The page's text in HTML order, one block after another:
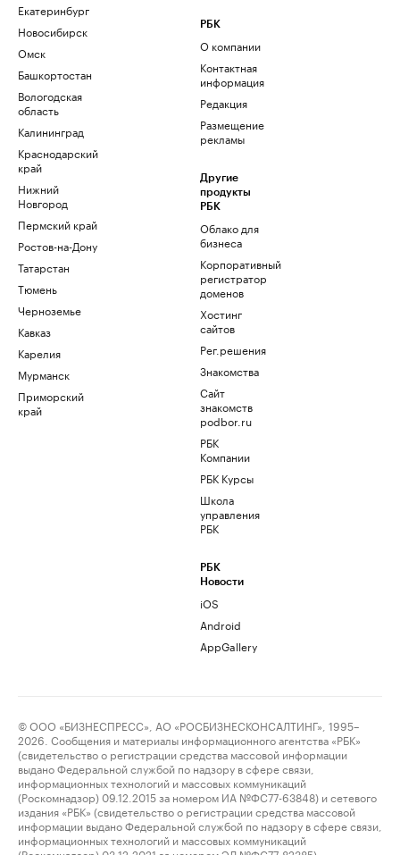
Екатеринбург
Новосибирск
Омск
Башкортостан
Вологодская
область
Калининград
Краснодарский
край
Нижний
Новгород
Пермский край
Ростов-на-Дону
Татарстан
Тюмень
Черноземье
Кавказ
Карелия
Мурманск
Приморский
край
РБК
О компании
Контактная
информация
Редакция
Размещение
рекламы
Другие
продукты
РБК
Облако для
бизнеса
Корпоративный
регистратор
доменов
Хостинг
сайтов
Рег.решения
Знакомства
Сайт
знакомств
podbor.ru
РБК
Компании
РБК Курсы
Школа
управления
РБК
РБК
Новости
iOS
Android
AppGallery
© ООО «БИЗНЕСПРЕСС», АО «РОСБИЗНЕСКОНСАЛТИНГ», 1995–
2026. Сообщения и материалы информационного агентства «РБК»
(свидетельство о регистрации средства массовой информации
выдано Федеральной службой по надзору в сфере связи,
информационных технологий и массовых коммуникаций
(Роскомнадзор) 09.12.2015 за номером ИА №ФС77-63848) и сетевого
издания «РБК» (свидетельство о регистрации средства массовой
информации выдано Федеральной службой по надзору в сфере связи,
информационных технологий и массовых коммуникаций